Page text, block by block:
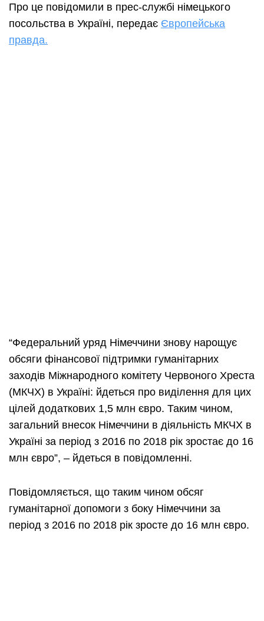
Про це повідомили в прес-службі німецького
посольства в Україні, передає Європейська
правда.
“Федеральний уряд Німеччини знову нарощує
обсяги фінансової підтримки гуманітарних
заходів Міжнародного комітету Червоного Хреста
(МКЧХ) в Україні: йдеться про виділення для цих
цілей додаткових 1,5 млн євро. Таким чином,
загальний внесок Німеччини в діяльність МКЧХ в
Україні за період з 2016 по 2018 рік зростає до 16
млн євро”, – йдеться в повідомленні.
Повідомляється, що таким чином обсяг
гуманітарної допомоги з боку Німеччини за
період з 2016 по 2018 рік зросте до 16 млн євро.